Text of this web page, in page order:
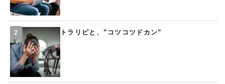
トラリピと、”コツコツドカン”